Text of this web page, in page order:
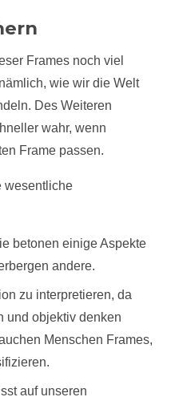
Frames noch viel
wie wir die Welt
Des Weiteren
wahr, wenn
Frame passen.
wesentliche
betonen einige Aspekte
andere.
zu interpretieren, da
und objektiv denken
Menschen Frames,
auf unseren